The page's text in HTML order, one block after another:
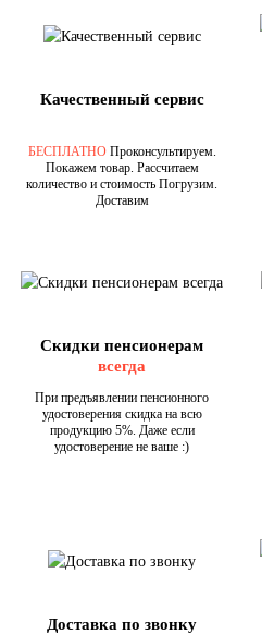
Качественный сервис
БЕСПЛАТНОПроконсультируем.
Покажем товар. Рассчитаем
количество и стоимость Погрузим.
Доставим
Скидки пенсионерам
всегда
При предъявлении пенсионного
удостоверения скидка на всю
продукцию 5%. Даже если
удостоверение не ваше :)
Доставка по звонку